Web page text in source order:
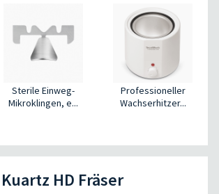
Sterile Einweg-
Mikroklingen, e...
Professioneller
Wachserhitzer...
Kuartz HD Fräser